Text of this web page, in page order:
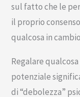
sul fatto che le
il proprio
qualcosa in
Regalare
potenziale
di “debolezza”